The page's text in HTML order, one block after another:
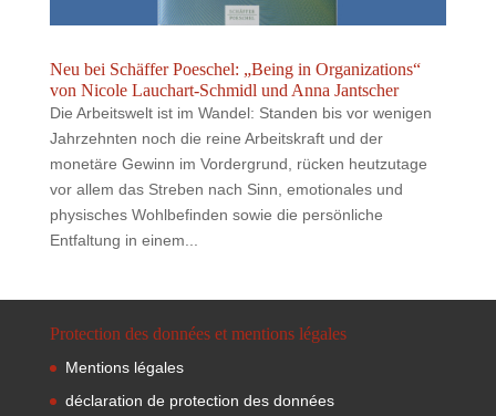
Neu bei Schäffer Poeschel: „Being in Organizations“
von Nicole Lauchart-Schmidl und Anna Jantscher
Die Arbeitswelt ist im Wandel: Standen bis vor wenigen
Jahrzehnten noch die reine Arbeitskraft und der
monetäre Gewinn im Vordergrund, rücken heutzutage
vor allem das Streben nach Sinn, emotionales und
physisches Wohlbefinden sowie die persönliche
Entfaltung in einem...
Protection des données et mentions légales
Mentions légales
déclaration de protection des données